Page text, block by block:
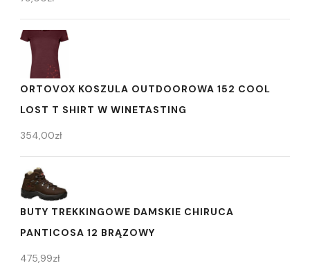
ORTOVOX KOSZULA OUTDOOROWA 152 COOL
LOST T SHIRT W WINETASTING
354,00zł
BUTY TREKKINGOWE DAMSKIE CHIRUCA
PANTICOSA 12 BRĄZOWY
475,99zł